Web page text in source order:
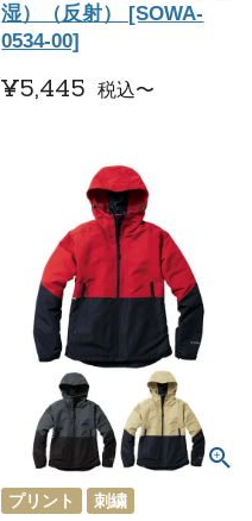
湿）（反射） [SOWA-
0534-00]
¥5,445 税込〜
プリント 刺繍